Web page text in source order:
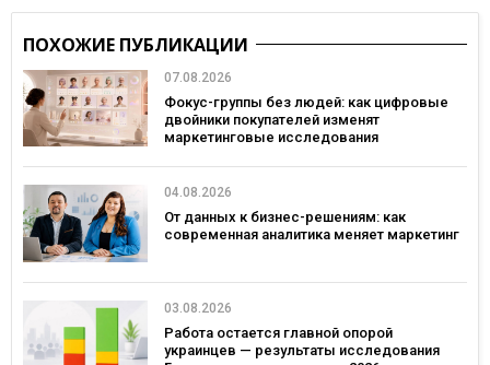
ПОХОЖИЕ ПУБЛИКАЦИИ
07.08.2026
Фокус-группы без людей: как цифровые
двойники покупателей изменят
маркетинговые исследования
04.08.2026
От данных к бизнес-решениям: как
современная аналитика меняет маркетинг
03.08.2026
Работа остается главной опорой
украинцев — результаты исследования